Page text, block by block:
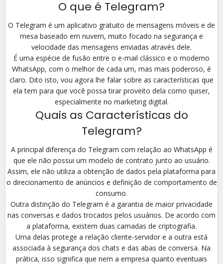
O que é Telegram?
O Telegram é um aplicativo gratuito de mensagens móveis e de
mesa baseado em nuvem, muito focado na segurança e
velocidade das mensagens enviadas através dele.
É uma espécie de fusão entre o e-mail clássico e o moderno
WhatsApp, com o melhor de cada um, mas mais poderoso, é
claro. Dito isto, vou agora lhe falar sobre as características que
ela tem para que você possa tirar proveito dela como quiser,
especialmente no marketing digital.
Quais as Características do
Telegram?
A principal diferença do Telegram com relação ao WhatsApp é
que ele não possui um modelo de contrato junto ao usuário.
Assim, ele não utiliza a obtenção de dados pela plataforma para
o direcionamento de anúncios e definição de comportamento de
consumo.
Outra distinção do Telegram é a garantia de maior privacidade
nas conversas e dados trocados pelos usuários. De acordo com
a plataforma, existem duas camadas de criptografia.
Uma delas protege a relação cliente-servidor e a outra está
associada à segurança dos chats e das abas de conversa. Na
prática, isso significa que nem a empresa quanto eventuais